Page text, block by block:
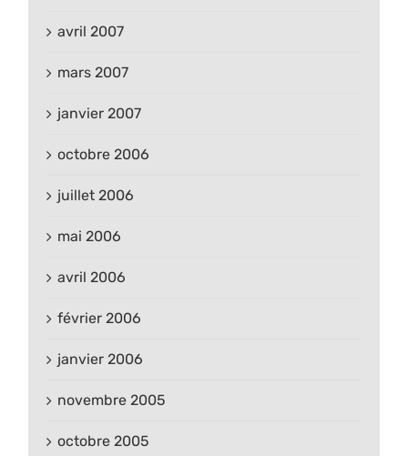
avril 2007
mars 2007
janvier 2007
octobre 2006
juillet 2006
mai 2006
avril 2006
février 2006
janvier 2006
novembre 2005
octobre 2005